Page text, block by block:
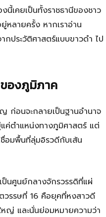
นี้เคยเป็นทั้งราชธานีของชาว
ลายครั้ง หากเราอ่าน
กประวัติศาสตร์แบบขาวดำ ไป
องภูมิภาค
ก่อนจะกลายเป็นฐานอำนาจ
ค่ตำแหน่งทางภูมิศาสตร์ แต่
ชื่อมพื้นที่ลุ่มอิรวดีกับเส้น
เป็นศูนย์กลางจักรวรรดิที่แผ่
วรรษที่ 16 คือยุคที่หงสาวดี
หญ่ และนั่นย่อมหมายความว่า